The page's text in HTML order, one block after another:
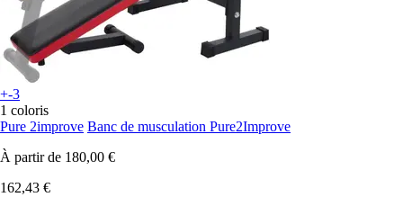
+-3
1 coloris
Pure 2improve Banc de musculation Pure2Improve
À partir de 180,00 €
162,43 €